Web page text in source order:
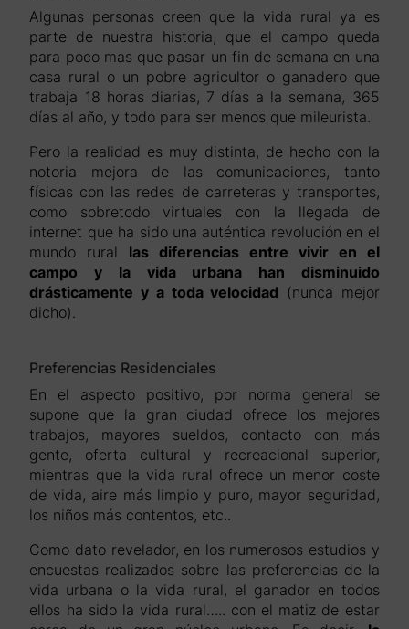
Algunas personas creen que la vida rural ya es
parte de nuestra historia, que el campo queda
para poco mas que pasar un fin de semana en una
casa rural o un pobre agricultor o ganadero que
trabaja 18 horas diarias, 7 días a la semana, 365
días al año, y todo para ser menos que mileurista.
Pero la realidad es muy distinta, de hecho con la
notoria mejora de las comunicaciones, tanto
físicas con las redes de carreteras y transportes,
como sobretodo virtuales con la llegada de
internet que ha sido una auténtica revolución en el
mundo rural las diferencias entre vivir en el
campo y la vida urbana han disminuido
drásticamente y a toda velocidad (nunca mejor
dicho).
Preferencias Residenciales
En el aspecto positivo, por norma general se
supone que la gran ciudad ofrece los mejores
trabajos, mayores sueldos, contacto con más
gente, oferta cultural y recreacional superior,
mientras que la vida rural ofrece un menor coste
de vida, aire más limpio y puro, mayor seguridad,
los niños más contentos, etc..
Como dato revelador, en los numerosos estudios y
encuestas realizados sobre las preferencias de la
vida urbana o la vida rural, el ganador en todos
ellos ha sido la vida rural….. con el matiz de estar